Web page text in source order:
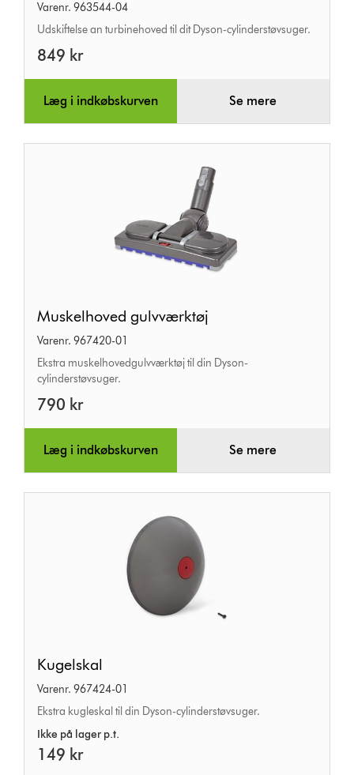
Varenr. 963544-04
Udskiftelse an turbinehoved til dit Dyson-cylinderstøvsuger.
849 kr
Læg i indkøbskurven Se mere
gulvværktøj
Muskelhoved gulvværktøj
Varenr. 967420-01
Ekstra muskelhovedgulvværktøj til din Dyson-
cylinderstøvsuger.
790 kr
Læg i indkøbskurven Se mere
Kugelskal
Varenr. 967424-01
Ekstra kugleskal til din Dyson-cylinderstøvsuger.
Ikke på lager p.t.
149 kr